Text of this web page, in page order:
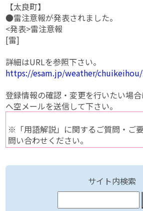
【太良町】
●雷注意報が発表されました。
<発表>雷注意報
[雷]
詳細はURLを参照下さい。
https://esam.jp/weather/
登録情報の確認・変更を行いたい場
へ空メールを送信して下さい。
※「用語解説」に関するご質問・ご
問い合わせください。
サイト内検索